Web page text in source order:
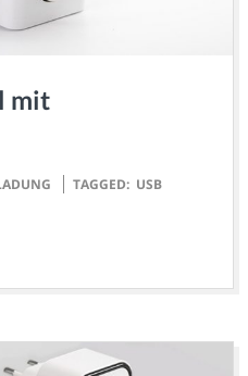
mit
TAGGED: USB